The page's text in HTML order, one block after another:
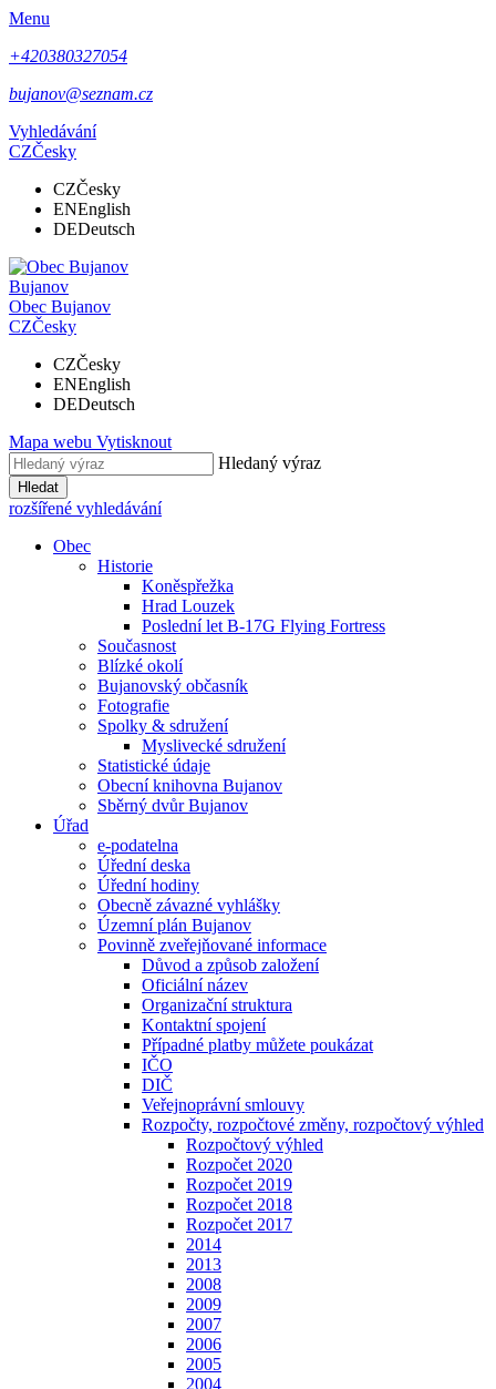
Menu
+420380327054
bujanov@seznam.cz
Vyhledávání
CZČesky
CZČesky
ENEnglish
DEDeutsch
Bujanov
Obec Bujanov
CZČesky
CZČesky
ENEnglish
DEDeutsch
Mapa webu Vytisknout
Hledaný výraz
Hledat
rozšířené vyhledávání
Obec
Historie
Koněspřežka
Hrad Louzek
Poslední let B-17G Flying Fortress
Současnost
Blízké okolí
Bujanovský občasník
Fotografie
Spolky & sdružení
Myslivecké sdružení
Statistické údaje
Obecní knihovna Bujanov
Sběrný dvůr Bujanov
Úřad
e-podatelna
Úřední deska
Úřední hodiny
Obecně závazné vyhlášky
Územní plán Bujanov
Povinně zveřejňované informace
Důvod a způsob založení
Oficiální název
Organizační struktura
Kontaktní spojení
Případné platby můžete poukázat
IČO
DIČ
Veřejnoprávní smlouvy
Rozpočty, rozpočtové změny, rozpočtový výhled
Rozpočtový výhled
Rozpočet 2020
Rozpočet 2019
Rozpočet 2018
Rozpočet 2017
2014
2013
2008
2009
2007
2006
2005
2004